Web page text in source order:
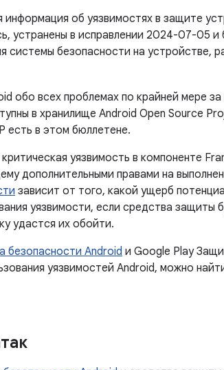
об уязвимостях в защите
устранены в исправлении 2024-07-05
системы безопасности на устройстве,
обо всех проблемах по крайней мере
в хранилище Android Open Source
есть в этом бюллетене.
уязвимость в компоненте
дополнительными правами на
зависит от того, какой ущерб
уязвимости, если средства защиты
удастся их обойти.
безопасности Android и Google Play
уязвимостей Android, можно